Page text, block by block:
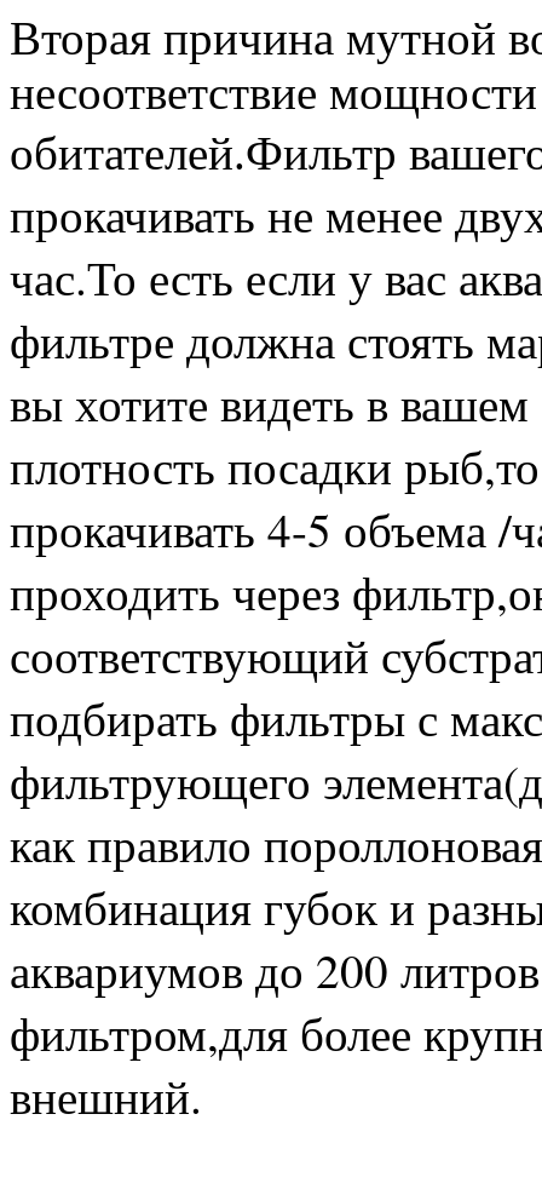
Вторая причина мутной
несоответствие
обитателей.Фильтр
прокачивать не менее
час.То есть если у вас
фильтре должна стоять
вы хотите видеть в
плотность посадки
прокачивать 4-5 объема /
проходить через
соответствующий
подбирать фильтры с
фильтрующего
как правило
комбинация губок и
аквариумов до 200
фильтром,для более
внешний.